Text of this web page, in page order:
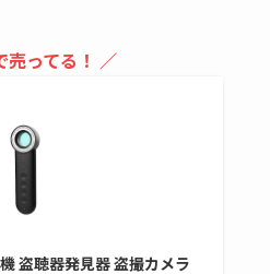
ビタクラフトのウル
理由はなぜ？売って
売ってる！ ／
盗聴器発見器 盗撮カメラ